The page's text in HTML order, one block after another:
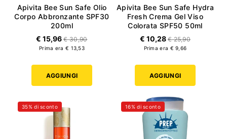
Apivita Bee Sun Safe Olio
Corpo Abbronzante SPF30
200ml
€ 15,96€ 30,90
Prima era € 13,53
AGGIUNGI
Apivita Bee Sun Safe Hydra
Fresh Crema Gel Viso
Colorata SPF50 50ml
€ 10,28 € 25,90
Prima era € 9,66
AGGIUNGI
35% di sconto 16% di sconto